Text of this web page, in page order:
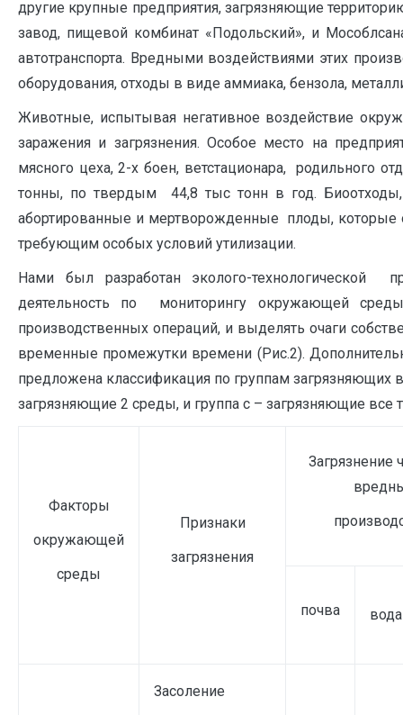
другие крупные предприятия, загрязняющие
завод, пищевой комбинат «Подольский», и
автотранспорта. Вредными воздействиями этих
оборудования, отходы в виде аммиака, бензола,
Животные, испытывая негативное воздействие
заражения и загрязнения. Особое место на
мясного цеха, 2-х боен, ветстационара, родильного
тонны, по твердым 44,8 тыс тонн в год.
абортированные и мертворожденные плоды, которые
требующим особых условий утилизации.
Нами был разработан эколого-
деятельность по мониторингу окружающей
производственных операций, и выделять очаги
временные промежутки времени (Рис.2).
предложена классификация по группам загрязняющих
загрязняющие 2 среды, и группа с – загрязняющие все
Факторы
окружающей
среды
Признаки
загрязнения
почва вода
Засоление